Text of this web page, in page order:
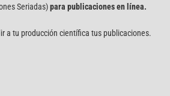
Seriadas)para publicaciones en línea.
a tu producción científica tus publicaciones.